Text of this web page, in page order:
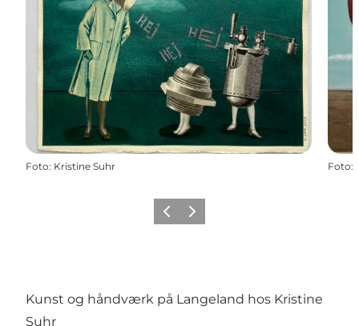
Foto: Kristine Suhr Foto:
ForrigeNæste
Kunst og håndværk på Langeland hos Kristine
Suhr